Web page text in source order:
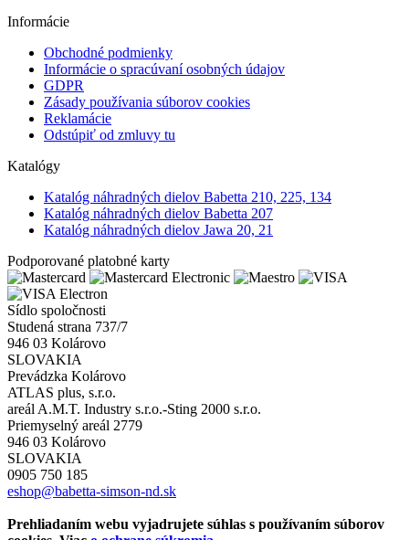
Informácie
Obchodné podmienky
Informácie o spracúvaní osobných údajov
GDPR
Zásady používania súborov cookies
Reklamácie
Odstúpiť od zmluvy tu
Katalógy
Katalóg náhradných dielov Babetta 210, 225, 134
Katalóg náhradných dielov Babetta 207
Katalóg náhradných dielov Jawa 20, 21
Podporované platobné karty
Sídlo spoločnosti
Studená strana 737/7
946 03 Kolárovo
SLOVAKIA
Prevádzka Kolárovo
ATLAS plus, s.r.o.
areál A.M.T. Industry s.r.o.-Sting 2000 s.r.o.
Priemyselný areál 2779
946 03 Kolárovo
SLOVAKIA
0905 750 185
eshop@babetta-simson-nd.sk
Prehliadaním webu vyjadrujete súhlas s používaním súborov